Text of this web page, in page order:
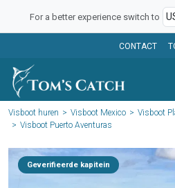
For a better experience switch to
CONTACT
Visboot huren Visboot Mexico
Visboot
Visboot Puerto Aventuras
Geverifieerde kapitein